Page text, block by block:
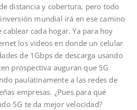
distancia y cobertura, pero todo
mundial irá en ese camino
cada hogar. Ya para hoy
los videos en donde un celular
de 1Gbps de descarga usando
prospectiva auguran que 5G
paulatinamente a las redes de
empresas. ¿Pues para qué
5G te da mejor velocidad?